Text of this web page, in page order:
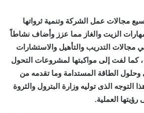
مجالات عمل الشركة وتنمية ثرواتها
الزيت والغاز مما عزز وأضاف نشاطاً
مجالات التدريب والتأهيل والاستشارات
كما لفت إلى مواكبتها لمشروعات التحول
الطاقة المستدامة وما تقدمه من
الذى توليه وزارة البترول والثروة
رؤيتها العملية.